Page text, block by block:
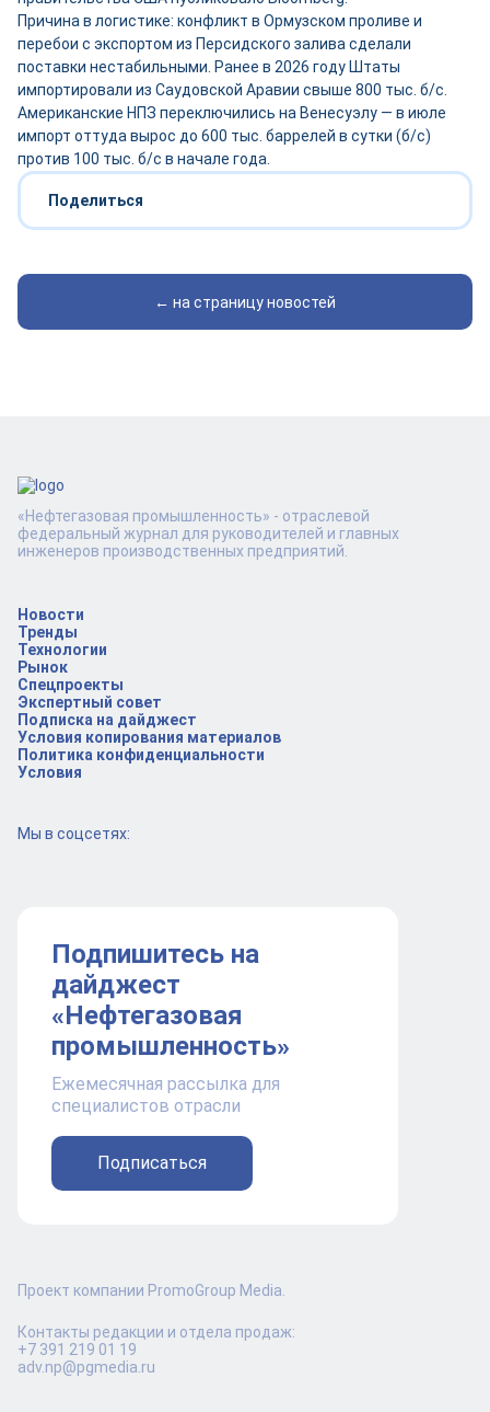
Причина в логистике: конфликт в Ормузском проливе и
перебои с экспортом из Персидского залива сделали
поставки нестабильными. Ранее в 2026 году Штаты
импортировали из Саудовской Аравии свыше 800 тыс. б/с.
Американские НПЗ переключились на Венесуэлу — в июле
импорт оттуда вырос до 600 тыс. баррелей в сутки (б/с)
против 100 тыс. б/с в начале года.
Поделиться
← на страницу новостей
Новости
Тренды
Технологии
Рынок
Спецпроекты
Экспертный совет
Подписка на дайджест
Условия копирования материалов
Политика конфиденциальности
Условия
Мы в соцсетях:
Подпишитесь на
дайджест
«Нефтегазовая
промышленность»
Ежемесячная рассылка для
специалистов отрасли
Подписаться
«Нефтегазовая промышленность» - отраслевой
федеральный журнал для руководителей и главных
инженеров производственных предприятий.
Проект компании PromoGroup Media.
Контакты редакции и отдела продаж:
+7 391 219 01 19
adv.np@pgmedia.ru